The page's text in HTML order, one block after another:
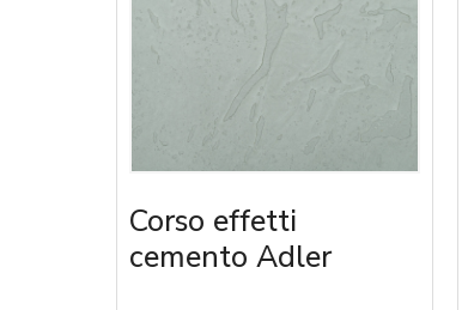
Corso effetti
cemento Adler